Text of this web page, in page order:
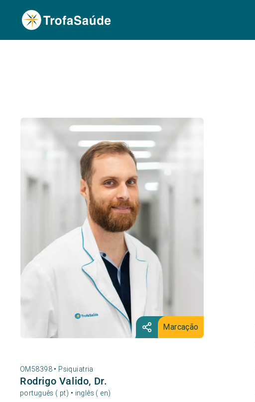
Marcação
OM58398 • Psiquiatria
Rodrigo Valido, Dr.
português ( pt) • inglês ( en)